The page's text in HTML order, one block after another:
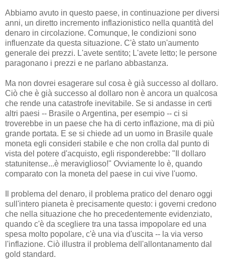
Abbiamo avuto in questo paese, in continuazione per diversi
anni, un diretto incremento inflazionistico nella quantità del
denaro in circolazione. Comunque, le condizioni sono
influenzate da questa situazione. C'è stato un'aumento
generale dei prezzi. L'avete sentito; L'avete letto; le persone
paragonano i prezzi e ne parlano abbastanza.
Ma non dovrei esagerare sul cosa è già successo al dollaro.
Ciò che è già successo al dollaro non è ancora un qualcosa
che rende una catastrofe inevitabile. Se si andasse in certi
altri paesi -- Brasile o Argentina, per esempio -- ci si
troverebbe in un paese che ha di certo inflazione, ma di più
grande portata. E se si chiede ad un uomo in Brasile quale
moneta egli consideri stabile e che non crolla dal punto di
vista del potere d'acquisto, egli risponderebbe: "Il dollaro
statunitense...è meraviglioso!" Ovviamente lo è, quando
comparato con la moneta del paese in cui vive l'uomo.
Il problema del denaro, il problema pratico del denaro oggi
sull'intero pianeta è precisamente questo: i governi credono
che nella situazione che ho precedentemente evidenziato,
quando c'è da scegliere tra una tassa impopolare ed una
spesa molto popolare, c'è una via d'uscita -- la via verso
l'inflazione. Ciò illustra il problema dell'allontanamento dal
gold standard.